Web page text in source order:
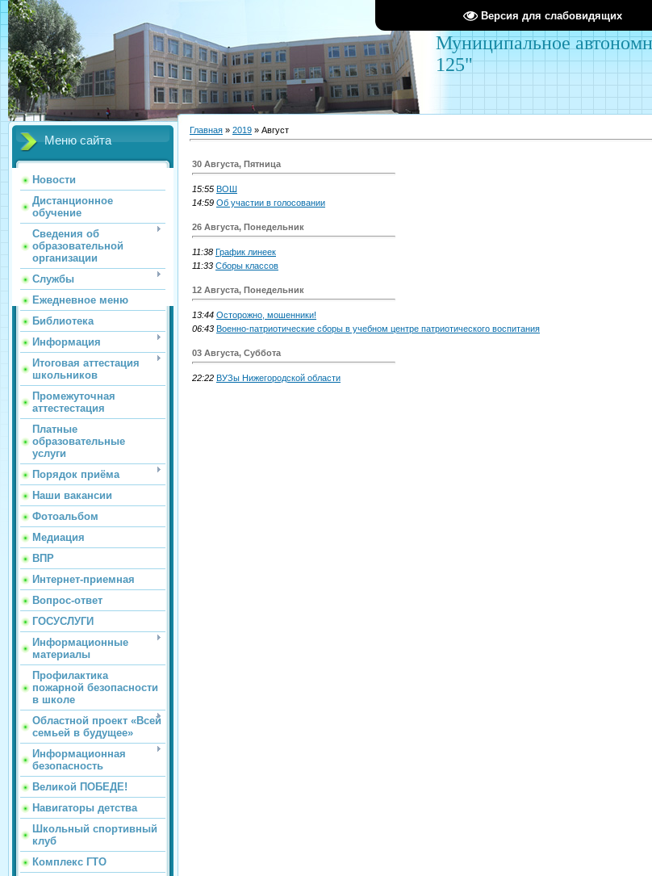
Версия для слабовидящих
Муниципальное
125"
Меню сайта
Новости
Дистанционное
обучение
Сведения об
образовательной
организации
Службы
Ежедневное меню
Библиотека
Информация
Итоговая аттестация
школьников
Промежуточная
аттестестация
Платные
образовательные
услуги
Порядок приёма
Наши вакансии
Фотоальбом
Медиация
ВПР
Интернет-приемная
Вопрос-ответ
ГОСУСЛУГИ
Информационные
материалы
Профилактика
пожарной безопасности
в школе
Областной проект «Всей
семьей в будущее»
Информационная
безопасность
Великой ПОБЕДЕ!
Навигаторы детства
Школьный спортивный
клуб
Комплекс ГТО
Главная » 2019 » Август
30 Августа, Пятница
15:55 ВОШ
14:59 Об участии в голосовании
26 Августа, Понедельник
11:38 График линеек
11:33 Сборы классов
12 Августа, Понедельник
13:44 Осторожно, мошенники!
06:43 Военно-патриотические сборы в учебном центре патриотического воспитания
03 Августа, Суббота
22:22 ВУЗы Нижегородской области